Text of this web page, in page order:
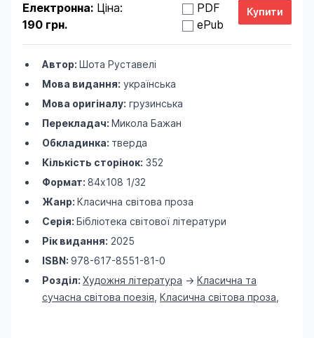
Електронна: Ціна:
190 грн.
PDF
ePub
Автор: Шота Руставелі
Мова видання: українська
Мова оригіналу: грузинська
Перекладач: Микола Бажан
Обкладинка: тверда
Кількість сторінок: 352
Формат: 84х108 1/32
Жанр: Класична світова проза
Серія: Бібліотека світової літератури
Рік видання: 2025
ISBN: 978-617-8551-81-0
Розділ: Художня література -> Класична та
сучасна світова поезія Класична світова проза